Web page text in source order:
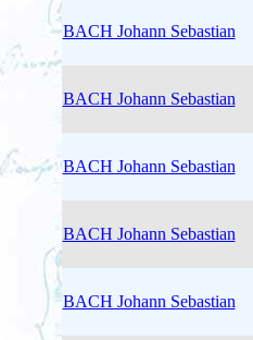
BACH Johann Sebastian
BACH Johann Sebastian
BACH Johann Sebastian
BACH Johann Sebastian
BACH Johann Sebastian